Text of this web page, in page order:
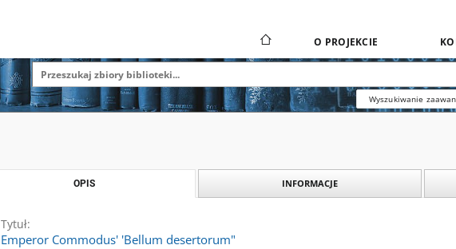
O PROJEKCIE
Wyszukiwanie
OPIS INFORMACJE
Tytuł:
Emperor Commodus' 'Bellum desertorum"